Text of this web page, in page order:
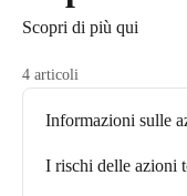
Scopri di più qui
4 articoli
Informazioni sulle
I rischi delle azioni